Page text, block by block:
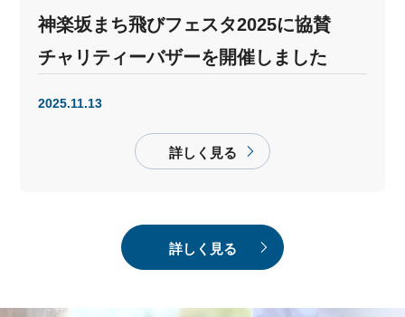
神楽坂まち飛びフェスタ2025に協賛
チャリティーバザーを開催しました
2025.11.13
詳しく見る
詳しく見る